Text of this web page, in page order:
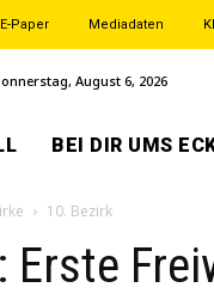
E-Paper Mediadaten
August 6, 2026
BEI DIR UMS
10. Bezirk
Erste